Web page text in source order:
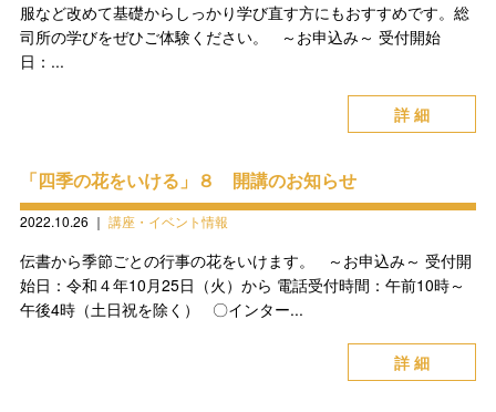
服など改めて基礎からしっかり学び直す方にもおすすめです。総
司所の学びをぜひご体験ください。 ～お申込み～ 受付開始
日：...
詳 細
「四季の花をいける」８ 開講のお知らせ
2022.10.26 ｜ 講座・イベント情報
伝書から季節ごとの行事の花をいけます。 ～お申込み～ 受付開
始日：令和４年10月25日（火）から 電話受付時間：午前10時～
午後4時（土日祝を除く） 〇インター...
詳 細